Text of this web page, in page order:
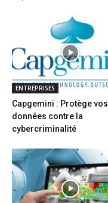
ENTREPRISES
Capgemini : Protège vos
données contre la
cybercriminalité